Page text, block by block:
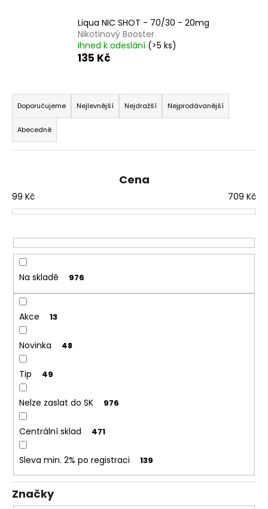
Liqua NIC SHOT - 70/30 - 20mg
Nikotinový Booster
Ihned k odeslání (>5 ks)
135 Kč
Ř
a
z
e
n
r
o
u
k
ů
Doporučujeme Nejlevnější Nejdražší Nejprodávanější
Abecedně
Cena
99 Kč 709 Kč
Na skladě 976
Akce 13
Novinka 48
Tip 49
Nelze zaslat do SK 976
Centrální sklad 471
Sleva min. 2% po registraci 139
Značky
D
o
o
r
u
u
m
DEKANG
MALINA
10ML
11MG
169
Kč
Původně:
195
Kč